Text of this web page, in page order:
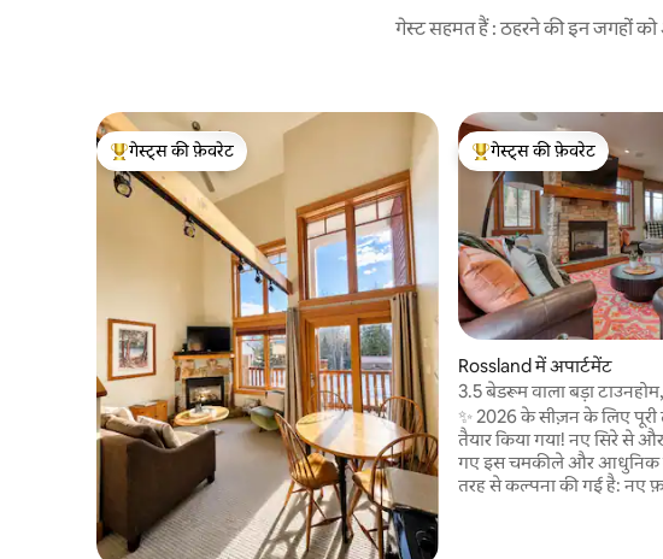
गेस्ट सहमत हैं : ठहरने की इन जगहों
गेस्ट्स का टॉप फ़ेवरेट
गेस्ट्स की फ़ेवरेट
गेस्ट्स का टॉप फ़ेवरेट
गेस्ट्स की फ़ेवरेट
Rossland में अपार्टमेंट
3.5 बेडरूम वाला बड़ा
कॉम्प्लेक्स में
✨ 2026 के सीज़न के लिए पूरी
तैयार किया गया! नए सिरे से
गए इस चमकीले और आधुनिक
तरह से कल्पना की गई है: नए